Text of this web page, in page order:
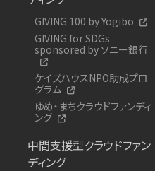
GIVING 100 by Yogibo
GIVING for SDGs
sponsored by ソニー銀行
ケイズハウスNPO助成プロ
グラム
ゆめ・まちクラウドファンディ
ング
中間支援型クラウドファン
ディング